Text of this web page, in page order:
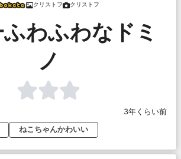
クリストフ クリストフ
わふわなドミ
ノ
3年くらい前
ねこちゃんかわいい